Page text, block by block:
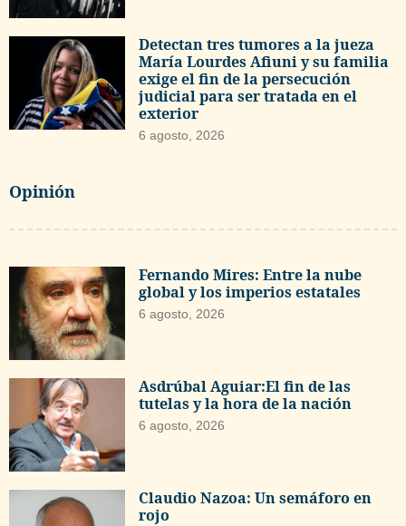
Detectan tres tumores a la jueza
María Lourdes Afiuni y su familia
exige el fin de la persecución
judicial para ser tratada en el
exterior
6 agosto, 2026
Opinión
Fernando Mires: Entre la nube
global y los imperios estatales
6 agosto, 2026
Asdrúbal Aguiar:El fin de las
tutelas y la hora de la nación
6 agosto, 2026
Claudio Nazoa: Un semáforo en
rojo